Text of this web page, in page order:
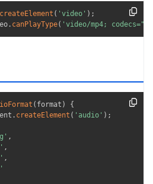
createElement ( 'video' ) ;
. canPlayType( 'video/mp4;
( format )
{
. createElement ( 'audio' ) ;
,
,
,